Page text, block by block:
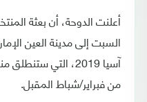
أعلنت الدوحة، أن بعثة
السبت إلى مدينة العين
آسيا 2019، التي
من فبراير/شباط المقبل.